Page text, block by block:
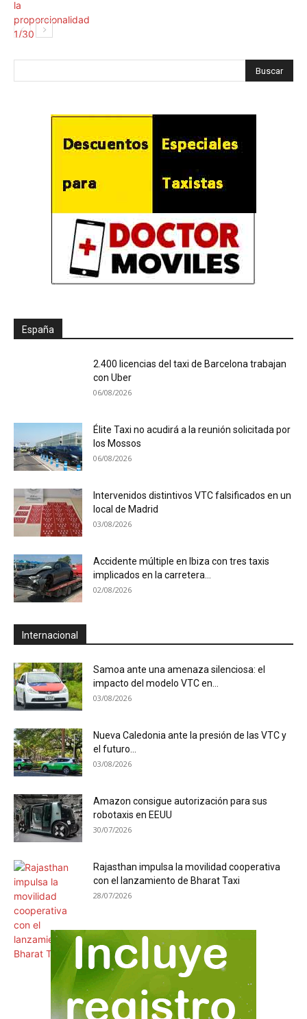
España
2.400 licencias del taxi de Barcelona trabajan
con Uber
06/08/2026
Élite Taxi no acudirá a la reunión solicitada por
los Mossos
06/08/2026
Intervenidos distintivos VTC falsificados en un
local de Madrid
03/08/2026
Accidente múltiple en Ibiza con tres taxis
implicados en la carretera...
02/08/2026
Internacional
Samoa ante una amenaza silenciosa: el
impacto del modelo VTC en...
03/08/2026
Nueva Caledonia ante la presión de las VTC y
el futuro...
03/08/2026
Amazon consigue autorización para sus
robotaxis en EEUU
30/07/2026
Rajasthan impulsa la movilidad cooperativa
con el lanzamiento de Bharat Taxi
28/07/2026